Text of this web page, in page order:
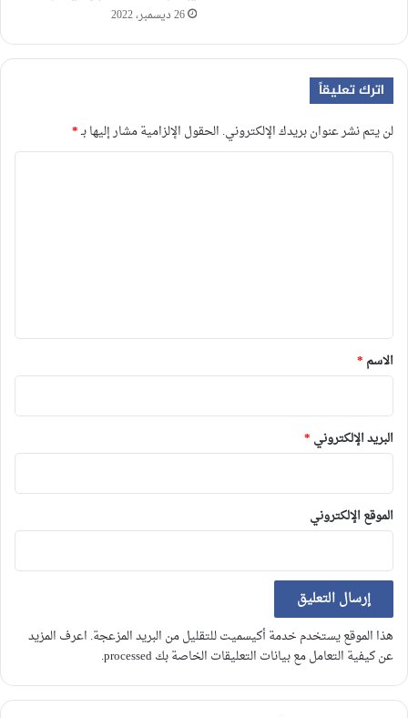
26 ديسمبر، 2022
اترك تعليقاً
لن يتم نشر عنوان بريدك الإلكتروني. الحقول الإلزامية مشار إليها بـ*
*
الاسم *
البريد الإلكتروني *
الموقع الإلكتروني
هذا الموقع يستخدم خدمة أكيسميت للتقليل من البريد المزعجة. اعرف المزيد
عن كيفية التعامل مع بيانات التعليقات الخاصة بك processed
.